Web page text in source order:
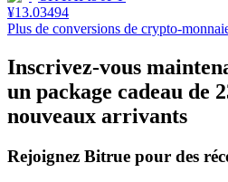
Blocages BTR
¥13.03494
Plus de conversions de crypto-
Inscrivez-vous
un package cadeau de
nouveaux arrivants
Rejoignez Bitrue pour des